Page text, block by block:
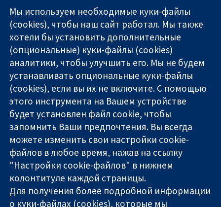
Надёжные
доказательства
Информированные
решения
Во благо
здоровья
11-13 Cavendish
Square
London
W1G 0AN
United Kingdom
Связаться с
нами
Новости
Пресс-
служба
О нас
Работа
Cochrane
Library
The Cochrane Collaboration is a charity (no. 1045921) and a
company limited by guarantee (no. 03044323) registered in
Мы используем необходимые куки-файлы
(cookies), чтобы наш сайт работал. Мы также
хотели бы установить дополнительные
(опциональные) куки-файлы (cookies)
аналитики, чтобы улучшить его. Мы не будем
устанавливать опциональные куки-файлы
(cookies), если вы их не включите. С помощью
этого инструмента на Вашем устройстве
будет установлен файл cookie, чтобы
запомнить Ваши предпочтения. Вы всегда
можете изменить свои настройки cookie-
файлов в любое время, нажав на ссылку
"Настройки cookie-файлов" в нижнем
колонтитуле каждой страницы.
Для получения более подробной информации
о куки-файлах (cookies), которые мы